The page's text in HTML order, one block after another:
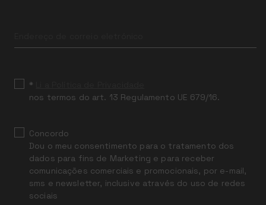
field
*
nos termos do art. 13 Regulamento UE 679/16.
Concordo
Dou o meu consentimento para o tratamento dos
dados para fins de Marketing e para receber
comunicações comerciais e promocionais, por e-mail,
sms e newsletter, inclusive através do uso de redes
sociais